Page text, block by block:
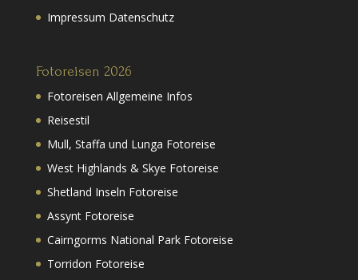
Impressum Datenschutz
Fotoreisen 2026
Fotoreisen Allgemeine Infos
Reisestil
Mull, Staffa und Lunga Fotoreise
West Highlands & Skye Fotoreise
Shetland Inseln Fotoreise
Assynt Fotoreise
Cairngorms National Park Fotoreise
Torridon Fotoreise